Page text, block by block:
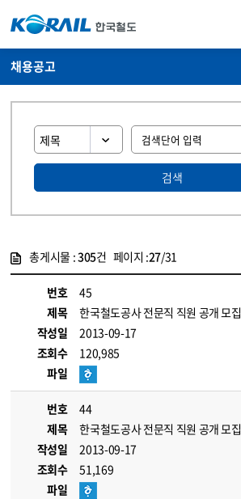
채용공고
검색
총게시물 :305건 페이지 :27/31
번호
45
제목
한국철도공사 전문직 직원 공개 모집
작성일
2013-09-17
조회수
120,985
파일
번호
44
제목
한국철도공사 전문직 직원 공개 모집
작성일
2013-09-17
조회수
51,169
파일